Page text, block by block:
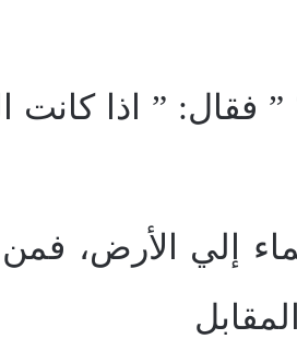
” اذا كانت
إلي الأرض، فمن